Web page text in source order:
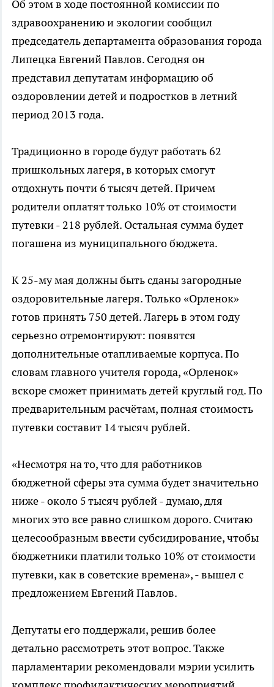
Об этом в ходе постоянной комиссии по
здравоохранению и экологии сообщил
председатель департамента образования города
Липецка Евгений Павлов. Сегодня он
представил депутатам информацию об
оздоровлении детей и подростков в летний
период 2013 года.
Традиционно в городе будут работать 62
пришкольных лагеря, в которых смогут
отдохнуть почти 6 тысяч детей. Причем
родители оплатят только 10% от стоимости
путевки - 218 рублей. Остальная сумма будет
погашена из муниципального бюджета.
К 25-му мая должны быть сданы загородные
оздоровительные лагеря. Только «Орленок»
готов принять 750 детей. Лагерь в этом году
серьезно отремонтируют: появятся
дополнительные отапливаемые корпуса. По
словам главного учителя города, «Орленок»
вскоре сможет принимать детей круглый год. По
предварительным расчётам, полная стоимость
путевки составит 14 тысяч рублей.
«Несмотря на то, что для работников
бюджетной сферы эта сумма будет значительно
ниже - около 5 тысяч рублей - думаю, для
многих это все равно слишком дорого. Считаю
целесообразным ввести субсидирование, чтобы
бюджетники платили только 10% от стоимости
путевки, как в советские времена», - вышел с
предложением Евгений Павлов.
Депутаты его поддержали, решив более
детально рассмотреть этот вопрос. Также
парламентарии рекомендовали мэрии усилить